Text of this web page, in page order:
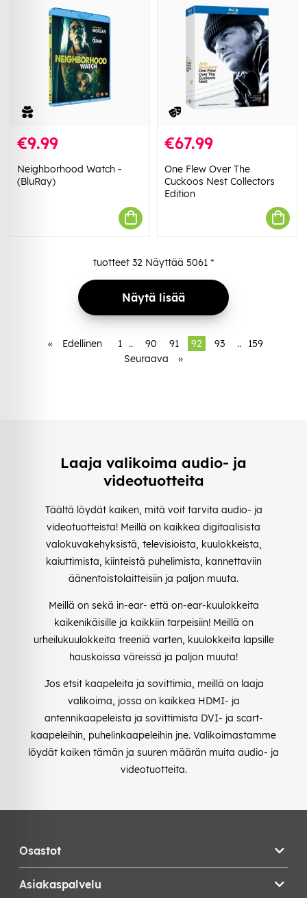
€9.99
Neighborhood Watch -
(BluRay)
€67.99
One Flew Over The
Cuckoos Nest Collectors
Edition
tuotteet 32 Näyttää 5061 *
Näytä lisää
« Edellinen 1 .. 90 91 92 93 ..
159
Seuraava
»
Laaja valikoima audio- ja
videotuotteita
Täältä löydät kaiken, mitä voit tarvita audio- ja
videotuotteista! Meillä on kaikkea digitaalisista
valokuvakehyksistä, televisioista, kuulokkeista,
kaiuttimista, kiinteistä puhelimista, kannettaviin
äänentoistolaitteisiin ja paljon muuta.
Meillä on sekä in-ear- että on-ear-kuulokkeita
kaikenikäisille ja kaikkiin tarpeisiin! Meillä on
urheilukuulokkeita treeniä varten, kuulokkeita lapsille
hauskoissa väreissä ja paljon muuta!
Jos etsit kaapeleita ja sovittimia, meillä on laaja
valikoima, jossa on kaikkea HDMI- ja
antennikaapeleista ja sovittimista DVI- ja scart-
kaapeleihin, puhelinkaapeleihin jne. Valikoimastamme
löydät kaiken tämän ja suuren määrän muita audio- ja
videotuotteita.
Osastot
Asiakaspalvelu